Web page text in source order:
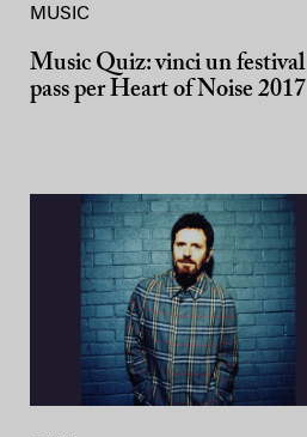
MUSIC
Music Quiz: vinci un festival
pass per Heart of Noise 2017